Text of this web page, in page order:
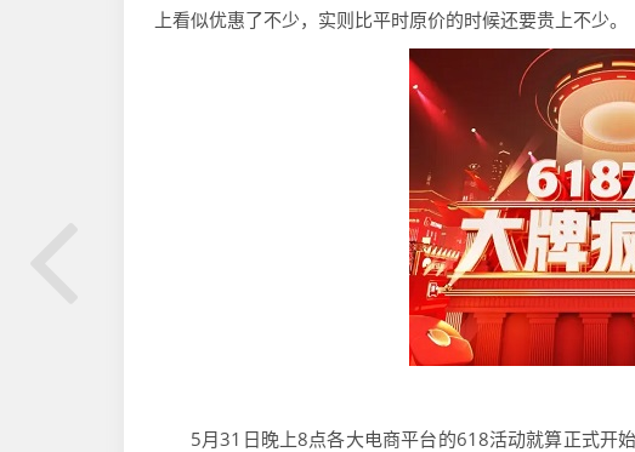
上看似优惠了不少，实则比平时原价的时候还要贵上不少。
5月31日晚上8点各大电商平台的618活动就算正式开